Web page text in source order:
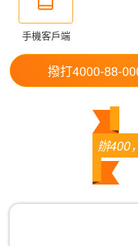
手機客戶端
撥打4000-88-
辦400